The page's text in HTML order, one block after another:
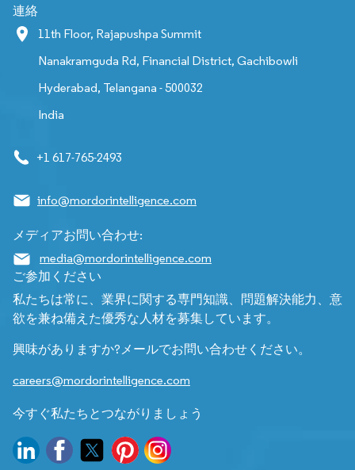
連絡
11th Floor, Rajapushpa Summit
Nanakramguda Rd, Financial District, Gachibowli
Hyderabad, Telangana - 500032
India
+1 617-765-2493
info@mordorintelligence.com
メディアお問い合わせ:
media@mordorintelligence.com
ご参加ください
私たちは常に、業界に関する専門知識、問題解決能力、意
欲を兼ね備えた優秀な人材を募集しています。
興味がありますか?メールでお問い合わせください。
careers@mordorintelligence.com
今すぐ私たちとつながりましょう